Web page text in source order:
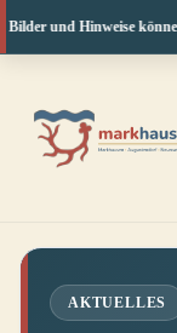
und Hinweise
springen
AKTUELLES